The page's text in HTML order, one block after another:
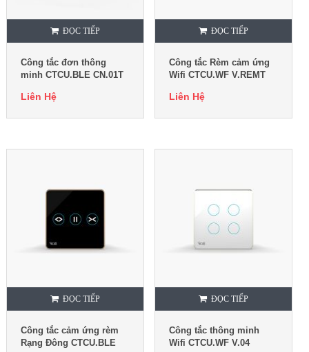
ĐỌC TIẾP
Công tắc đơn thông
minh CTCU.BLE CN.01T
Liên Hệ
ĐỌC TIẾP
Công tắc Rèm cảm ứng
Wifi CTCU.WF V.REMT
Liên Hệ
ĐỌC TIẾP
Công tắc cảm ứng rèm
Rạng Đông CTCU.BLE
ĐỌC TIẾP
Công tắc thông minh
Wifi CTCU.WF V.04